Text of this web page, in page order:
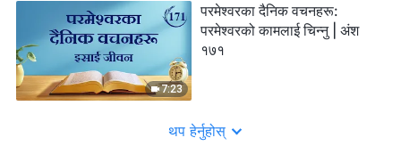
7:23
परमेश्‍वरका दैनिक वचनहरू:
परमेश्‍वरको कामलाई चिन्‍नु | अंश
१७१
थप हेर्नुहोस्